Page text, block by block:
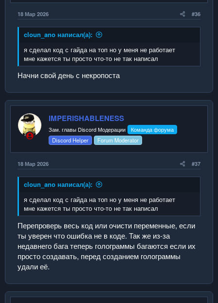
СПОЙЛЕР:
СПОЙЛЕР:2 - ЦИКЛ СОРТИРОВКИ МАССИВА
СПОЙЛЕР:3 - СОЗДАНИЕ ГОЛОГРАММЫ
СПОЙЛЕР:НАПИСАНИЯ КОДА
СПОЙЛЕР: ДРУГИЕ МОИ ГАЙДЫ
18 Мар 2026 #36
cloun_ano написал(а):
я сделал код с гайда на топ но у меня не работает
мне кажется ты просто что-то не так написал
Начни свой день с некропоста
IMPERISHABLENESS
Зам. главы Discord Модерации
Команда форума
Discord Helper
Forum Moderator
18 Мар 2026 #37
cloun_ano написал(а):
я сделал код с гайда на топ но у меня не работает
мне кажется ты просто что-то не так написал
Перепроверь весь код или очисти переменные, если
ты уверен что ошибка не в коде. Так же из-за
недавнего бага теперь голограммы багаются если их
просто создавать, перед созданием голограммы
удали её.